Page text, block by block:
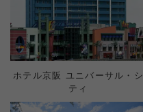
ホテル京阪 ユニバーサル・シ
ティ